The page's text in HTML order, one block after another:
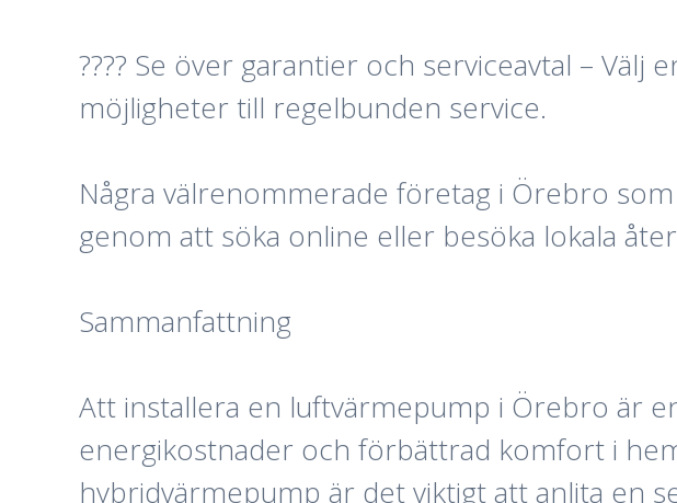
???? Se över garantier och serviceavtal –
möjligheter till regelbunden service.
Några välrenommerade företag i Örebro
genom att söka online eller besöka lokala
Sammanfattning
Att installera en luftvärmepump i Örebro är
energikostnader och förbättrad komfort i
hybridvärmepump är det viktigt att anlita en